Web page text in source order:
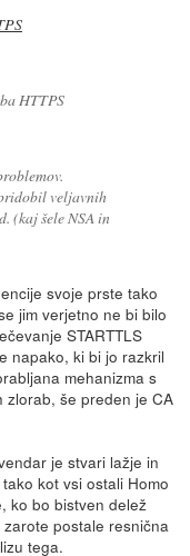
HTTPS
veljavnih
(kaj šele NSA in
svoje prste tako
jim verjetno ne bi bilo
STARTTLS
napako, ki bi jo razkril
mehanizma s
zlorab, še preden je CA
je stvari lažje in
kot vsi ostali Homo
ko bo bistven delež
postale resnična
tega.